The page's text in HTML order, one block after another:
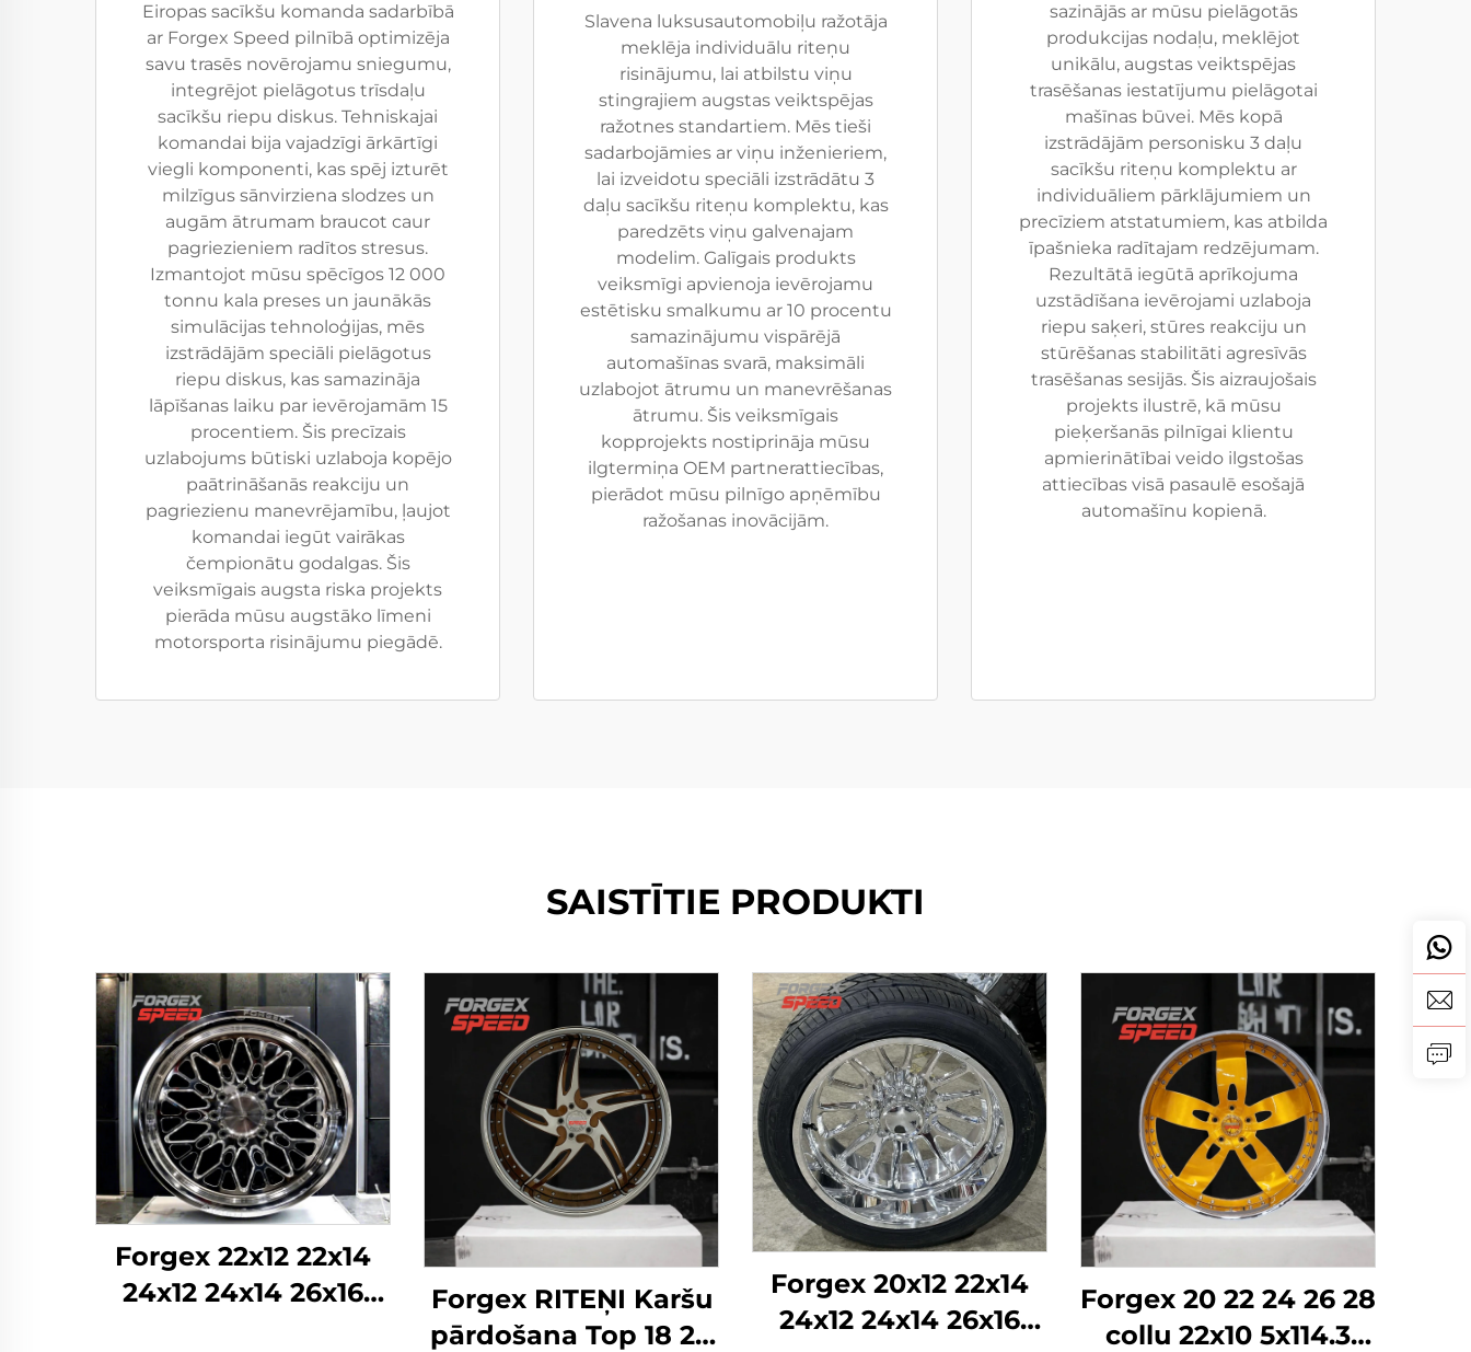
Eiropas sacīkšu komanda sadarbībā
ar Forgex Speed pilnībā optimizēja
savu trasēs novērojamu sniegumu,
integrējot pielāgotus trīsdaļu
sacīkšu riepu diskus. Tehniskajai
komandai bija vajadzīgi ārkārtīgi
viegli komponenti, kas spēj izturēt
milzīgus sānvirziena slodzes un
augām ātrumam braucot caur
pagriezieniem radītos stresus.
Izmantojot mūsu spēcīgos 12 000
tonnu kala preses un jaunākās
simulācijas tehnoloģijas, mēs
izstrādājām speciāli pielāgotus
riepu diskus, kas samazināja
lāpīšanas laiku par ievērojamām 15
procentiem. Šis precīzais
uzlabojums būtiski uzlaboja kopējo
paātrināšanās reakciju un
pagriezienu manevrējamību, ļaujot
komandai iegūt vairākas
čempionātu godalgas. Šis
veiksmīgais augsta riska projekts
pierāda mūsu augstāko līmeni
motorsporta risinājumu piegādē.
Slavena luksusautomobiļu ražotāja
meklēja individuālu riteņu
risinājumu, lai atbilstu viņu
stingrajiem augstas veiktspējas
ražotnes standartiem. Mēs tieši
sadarbojāmies ar viņu inženieriem,
lai izveidotu speciāli izstrādātu 3
daļu sacīkšu riteņu komplektu, kas
paredzēts viņu galvenajam
modelim. Galīgais produkts
veiksmīgi apvienoja ievērojamu
estētisku smalkumu ar 10 procentu
samazinājumu vispārējā
automašīnas svarā, maksimāli
uzlabojot ātrumu un manevrēšanas
ātrumu. Šis veiksmīgais
kopprojekts nostiprināja mūsu
ilgtermiņa OEM partnerattiecības,
pierādot mūsu pilnīgo apņēmību
ražošanas inovācijām.
sazinājās ar mūsu pielāgotās
produkcijas nodaļu, meklējot
unikālu, augstas veiktspējas
trasēšanas iestatījumu pielāgotai
mašīnas būvei. Mēs kopā
izstrādājām personisku 3 daļu
sacīkšu riteņu komplektu ar
individuāliem pārklājumiem un
precīziem atstatumiem, kas atbilda
īpašnieka radītajam redzējumam.
Rezultātā iegūtā aprīkojuma
uzstādīšana ievērojami uzlaboja
riepu saķeri, stūres reakciju un
stūrēšanas stabilitāti agresīvās
trasēšanas sesijās. Šis aizraujošais
projekts ilustrē, kā mūsu
pieķeršanās pilnīgai klientu
apmierinātībai veido ilgstošas
attiecības visā pasaulē esošajā
automašīnu kopienā.
SAISTĪTIE PRODUKTI
Forgex 22x12 22x14
24x12 24x14 26x16
Forgex RITEŅI Karšu
pārdošana Top 18 20
Forgex 20x12 22x14
24x12 24x14 26x16
Forgex 20 22 24 26 28
collu 22x10 5x114.3